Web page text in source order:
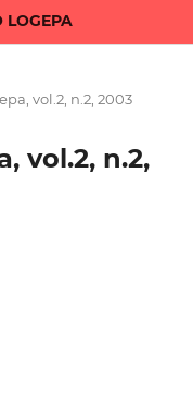
LOGEPA
vol.2, n.2, 2003
vol.2, n.2,